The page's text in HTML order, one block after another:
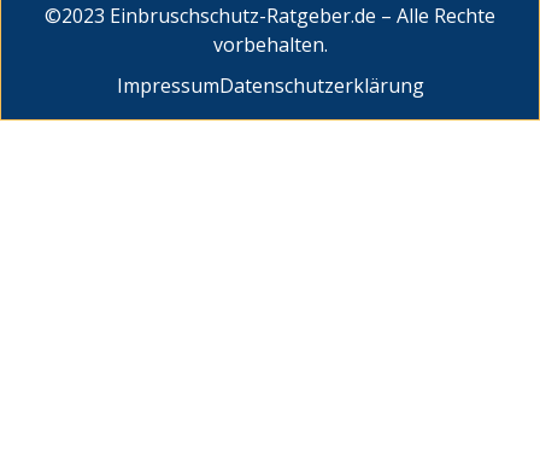
©2023 Einbruschschutz-Ratgeber.de – Alle Rechte
vorbehalten.
ImpressumDatenschutzerklärung